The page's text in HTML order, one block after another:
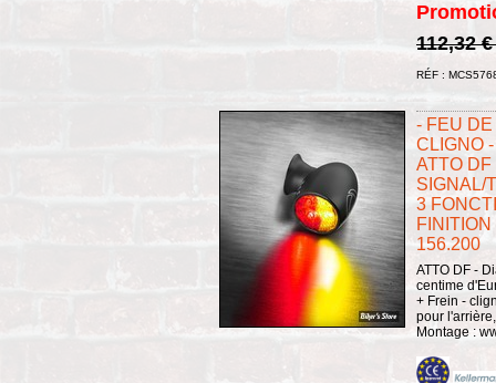
112,32
RÉF :
- FEU
CLIGNO
ATTO DF
SIGNAL/
3
156.200
ATTO DF -
centime
+ Frein -
pour
Montage :